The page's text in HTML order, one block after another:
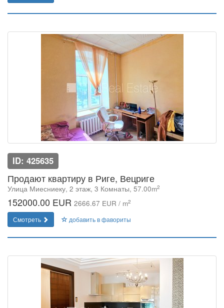
ID: 425635
Продают квартиру в Риге, Вецриге
Улица Миесниеку, 2 этаж, 3 Комнаты, 57.00m2
152000.00 EUR 2666.67 EUR / m2
Смотреть добавить в фавориты